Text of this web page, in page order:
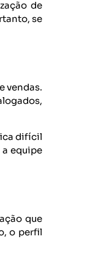
de
se
vendas.
difícil
equipe
que
o perfil